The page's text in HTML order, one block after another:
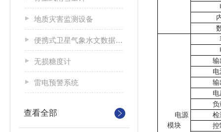
地质灾害监测设备
便携式卫星气象水文数据广播接收设备
无损糖度计
雷电预警系统
查看全部
电源
模块
输
输
负
检
控